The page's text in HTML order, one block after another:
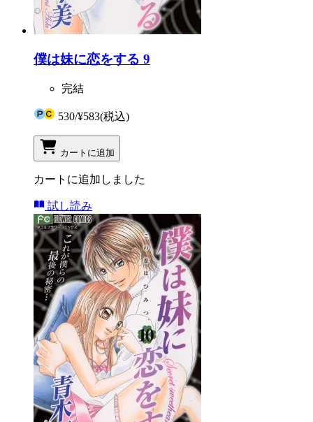
僕は妹に恋をする 9
完結
530/¥583(税込)
カートに追加
カートに追加しました
試し読み